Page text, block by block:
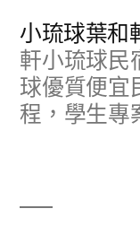
小琉球葉和
軒小琉球民
球優質便宜
程，學生專